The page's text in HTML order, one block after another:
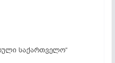
საქართველო“